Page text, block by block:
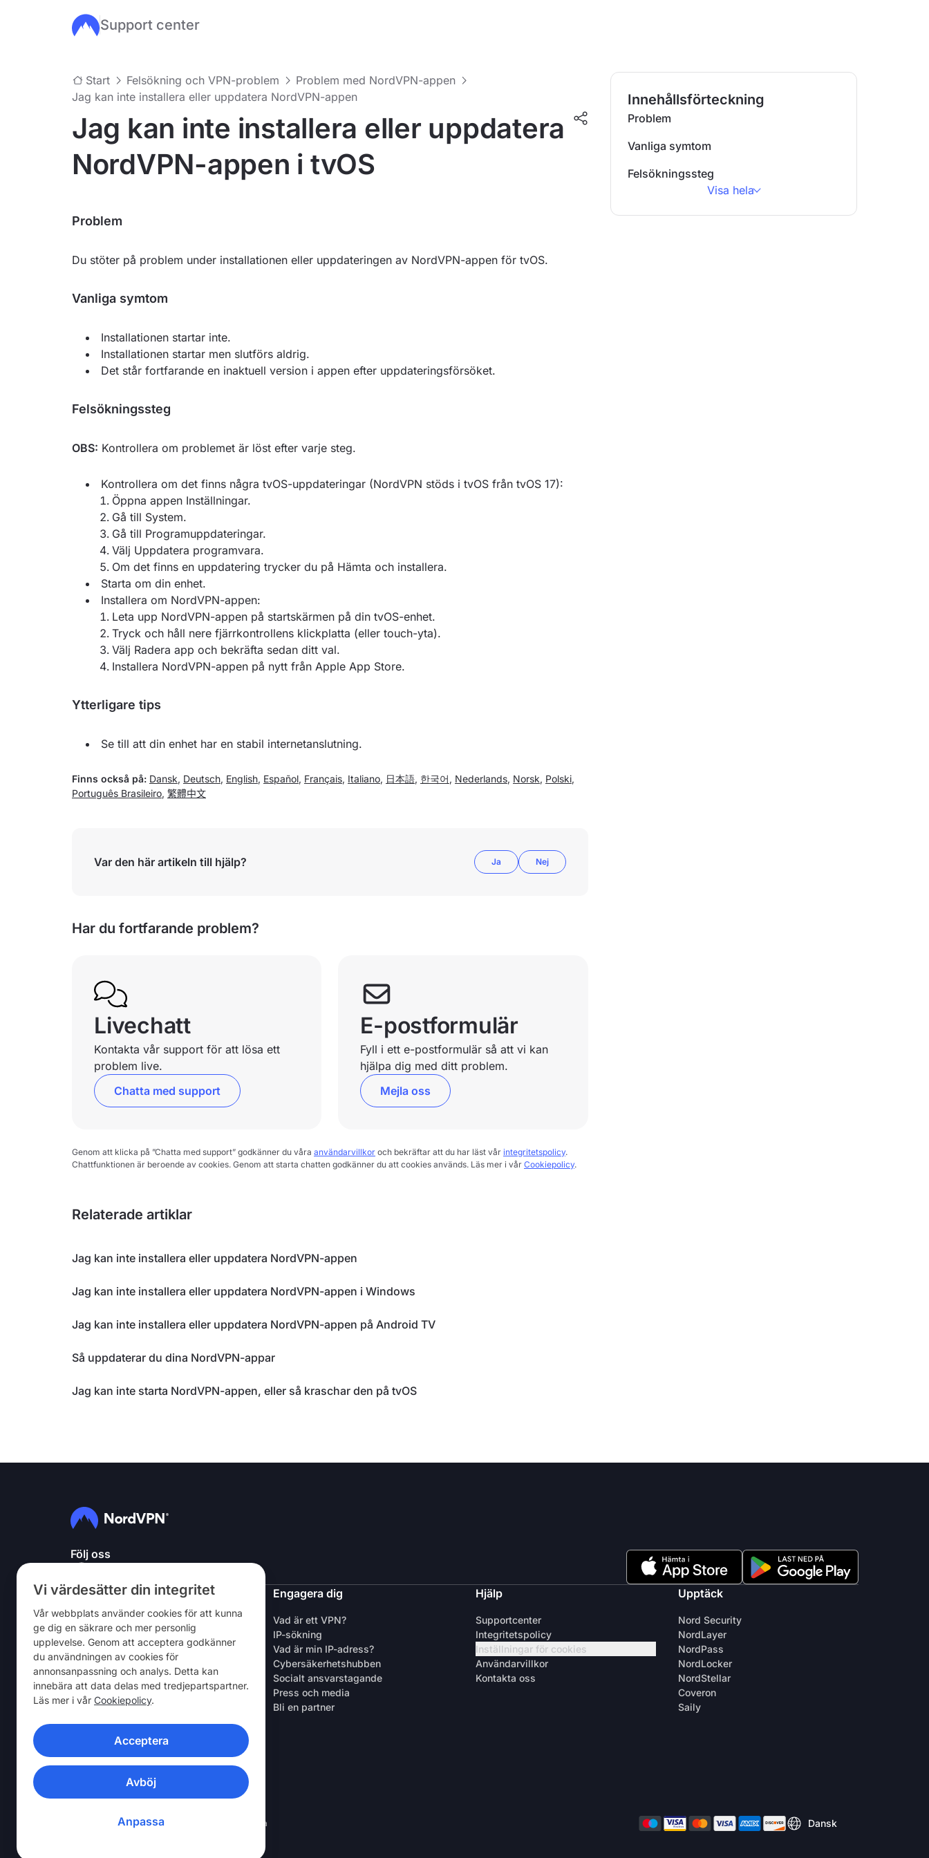
Vi värdesätter din integritet
Vår webbplats använder cookies för att kunna
ge dig en säkrare och mer personlig
upplevelse. Genom att acceptera godkänner
du användningen av cookies för
annonsanpassning och analys. Detta kan
innebära att data delas med tredjepartspartner.
Läs mer i vår Cookiepolicy.
Acceptera
Avböj
Anpassa
Hoppa till huvudinnehåll
Support center
Start Felsökning och VPN-problem
Problem med NordVPN-appen
Jag kan inte installera eller uppdatera NordVPN-appen
Jag kan inte installera eller uppdatera
NordVPN-appen i tvOS
Problem
Du stöter på problem under installationen eller uppdateringen av NordVPN-appen för tvOS.
Vanliga symtom
Installationen startar inte.
Installationen startar men slutförs aldrig.
Det står fortfarande en inaktuell version i appen efter uppdateringsförsöket.
Felsökningssteg
OBS: Kontrollera om problemet är löst efter varje steg.
Kontrollera om det finns några tvOS-uppdateringar (NordVPN stöds i tvOS från tvOS 17):
Öppna appen Inställningar.
Gå till System.
Gå till Programuppdateringar.
Välj Uppdatera programvara.
Om det finns en uppdatering trycker du på Hämta och installera.
Starta om din enhet.
Installera om NordVPN-appen:
Leta upp NordVPN-appen på startskärmen på din tvOS-enhet.
Tryck och håll nere fjärrkontrollens klickplatta (eller touch-yta).
Välj Radera app och bekräfta sedan ditt val.
Installera NordVPN-appen på nytt från Apple App Store.
Ytterligare tips
Se till att din enhet har en stabil internetanslutning.
Finns också på: Dansk, Deutsch, English, Español, Français, Italiano, 日本語, 한국어 , Nederlands, Norsk, Polski,
Português Brasileiro, 繁體中文
Var den här artikeln till hjälp? Ja Nej
Har du fortfarande problem?
Livechatt
Kontakta vår support för att lösa ett
problem live.
Chatta med support
E-postformulär
Fyll i ett e-postformulär så att vi kan
hjälpa dig med ditt problem.
Mejla oss
Genom att klicka på ”Chatta med support” godkänner du våra användarvillkor och bekräftar att du har läst vår integritetspolicy.
Chattfunktionen är beroende av cookies. Genom att starta chatten godkänner du att cookies används. Läs mer i vår Cookiepolicy.
Relaterade artiklar
Jag kan inte installera eller uppdatera NordVPN-appen
Jag kan inte installera eller uppdatera NordVPN-appen i Windows
Jag kan inte installera eller uppdatera NordVPN-appen på Android TV
Så uppdaterar du dina NordVPN-appar
Jag kan inte starta NordVPN-appen, eller så kraschar den på tvOS
Innehållsförteckning
Problem
Vanliga symtom
Felsökningssteg
Visa hela
Följ oss
NordVPN
Om oss
Jobb
Gratis testperiod för VPN
VPN-routrar
Recensioner
Rabatt för studenter och anställda
Var man kan köpa
Tipsa en vän
Engagera dig
Vad är ett VPN?
IP-sökning
Vad är min IP-adress?
Cybersäkerhetshubben
Socialt ansvarstagande
Press och media
Bli en partner
Hjälp
Supportcenter
Integritetspolicy
Inställningar för cookies
Användarvillkor
Kontakta oss
Upptäck
Nord Security
NordLayer
NordPass
NordLocker
NordStellar
Coveron
Saily
VPN-APPAR
© 2026 Nord Security. Alla rättigheter förbehållna